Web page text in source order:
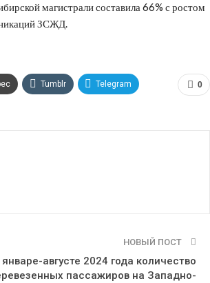
магистрали составила 66% с ростом
ЗСЖД.
0
Tumblr Telegram
НОВЫЙ ПОСТ
январе-августе 2024 года количество
пассажиров на Западно-